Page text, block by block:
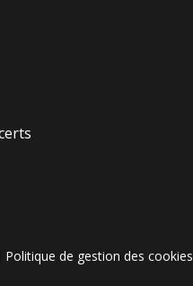
Politique de gestion des cookies